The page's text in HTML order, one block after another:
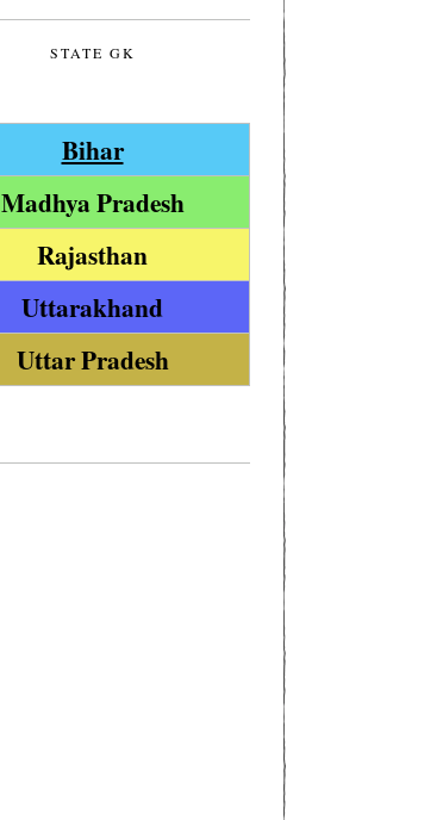
STATE GK
Bihar
Madhya Pradesh
Rajasthan
Uttarakhand
Uttar Pradesh